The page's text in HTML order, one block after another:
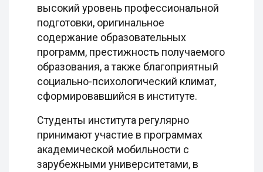
высокий уровень профессиональной
подготовки, оригинальное
содержание образовательных
программ, престижность получаемого
образования, а также благоприятный
социально-психологический климат,
сформировавшийся в институте.
Студенты института регулярно
принимают участие в программах
академической мобильности с
зарубежными университетами, в